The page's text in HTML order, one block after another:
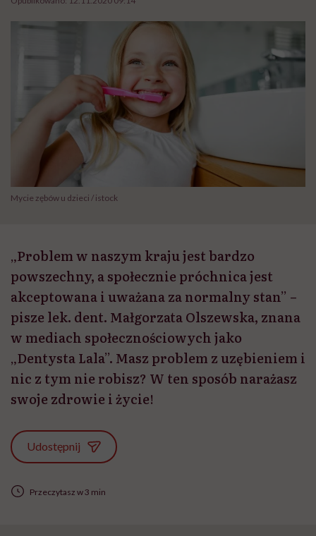
Mycie zębów u dzieci / istock
„Problem w naszym kraju jest bardzo
powszechny, a społecznie próchnica jest
akceptowana i uważana za normalny stan” –
pisze lek. dent. Małgorzata Olszewska, znana
w mediach społecznościowych jako
„Dentysta Lala”. Masz problem z uzębieniem i
nic z tym nie robisz? W ten sposób narażasz
swoje zdrowie i życie!
Udostępnij
Przeczytasz w 3 min